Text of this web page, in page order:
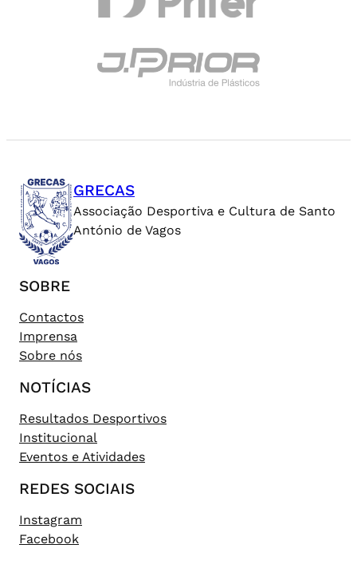
GRECAS
Associação Desportiva e Cultura de Santo
António de Vagos
SOBRE
Contactos
Imprensa
Sobre nós
NOTÍCIAS
Resultados Desportivos
Institucional
Eventos e Atividades
REDES SOCIAIS
Instagram
Facebook